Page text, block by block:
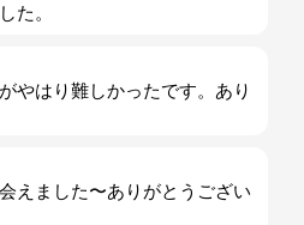
た。
やはり難しかったです。あり
えました〜ありがとうござい